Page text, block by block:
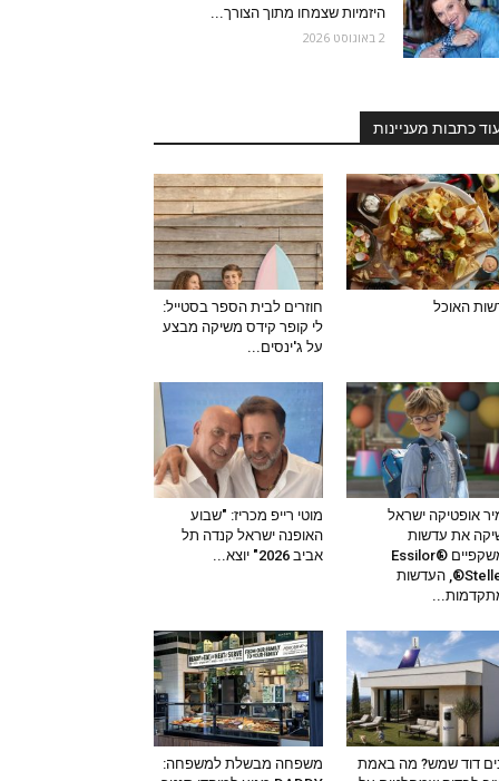
היזמיות שצמחו מתוך הצורך...
2 באוגוסט 2026
כתבות מעניינות
האוכל
חוזרים לבית הספר בסטייל:
לי קופר קידס משיקה מבצע
על ג'ינסים...
אופטיקה ישראל
את עדשות
המשקפיים Essilor®
Stellest®, העדשות
מוטי רייפ מכריז: "שבוע
האופנה ישראל קנדה תל
אביב 2026" יוצא...
דוד שמש? מה באמת
משפחה מבשלת למשפחה: